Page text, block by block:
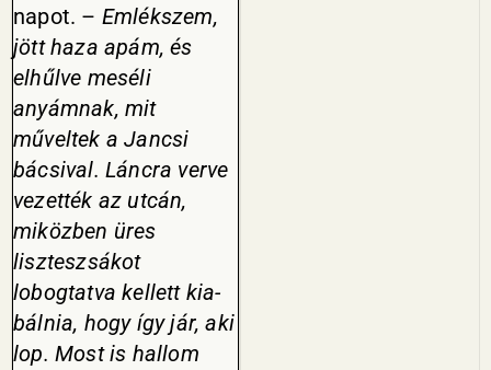
napot. – Emlék­szem,
jött haza apám, és
elhűlve meséli
anyámnak, mit
műveltek a Jancsi
bácsival. Láncra verve
vezették az utcán,
miközben üres
liszteszsákot
lobogtatva kellett kia­
bálnia, hogy így jár, aki
lop. Most is hallom